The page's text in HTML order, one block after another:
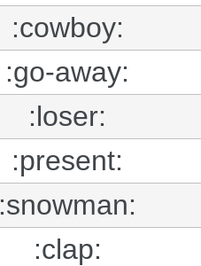
:cowboy:
:go-away:
:loser:
:present:
:snowman:
:clap: